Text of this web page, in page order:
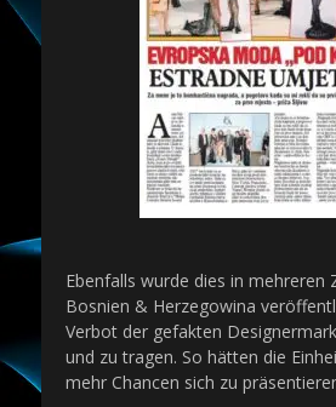
Ebenfalls wurde dies in mehreren
Bosnien & Herzegowina
Verbot der gefakten
und zu tragen. So hätten die
mehr Chancen sich zu